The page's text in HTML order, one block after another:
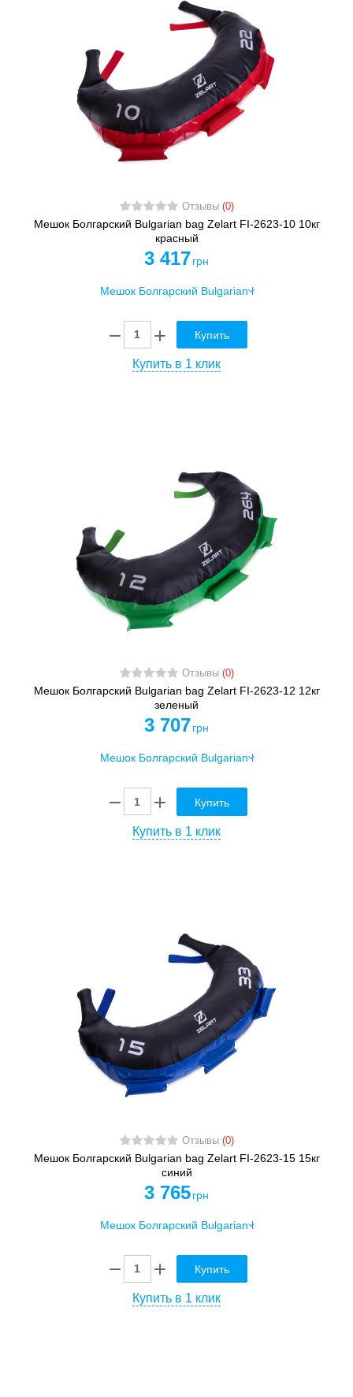
Отзывы (0)
Мешок Болгарский Bulgarian bag Zelart FI-2623-10 10кг
красный
3 417 грн
Купить
Купить в 1 клик
Отзывы (0)
Мешок Болгарский Bulgarian bag Zelart FI-2623-12 12кг
зеленый
3 707 грн
Купить
Купить в 1 клик
Отзывы (0)
Мешок Болгарский Bulgarian bag Zelart FI-2623-15 15кг
синий
3 765 грн
Купить
Купить в 1 клик